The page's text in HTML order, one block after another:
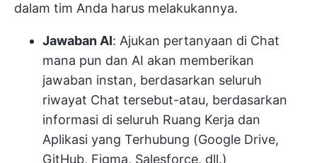
dalam tim Anda harus melakukannya.
Jawaban AI: Ajukan pertanyaan di Chat
mana pun dan AI akan memberikan
jawaban instan, berdasarkan seluruh
riwayat Chat tersebut-atau, berdasarkan
informasi di seluruh Ruang Kerja dan
Aplikasi yang Terhubung (Google Drive,
GitHub, Figma, Salesforce, dll.)